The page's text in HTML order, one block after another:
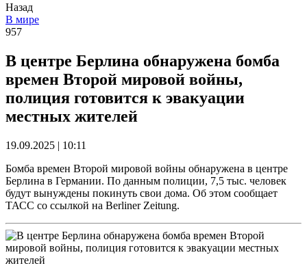
Назад
В мире
957
В центре Берлина обнаружена бомба
времен Второй мировой войны,
полиция готовится к эвакуации
местных жителей
19.09.2025 | 10:11
Бомба времен Второй мировой войны обнаружена в центре
Берлина в Германии. По данным полиции, 7,5 тыс. человек
будут вынуждены покинуть свои дома. Об этом сообщает
ТАСС со ссылкой на Berliner Zeitung.